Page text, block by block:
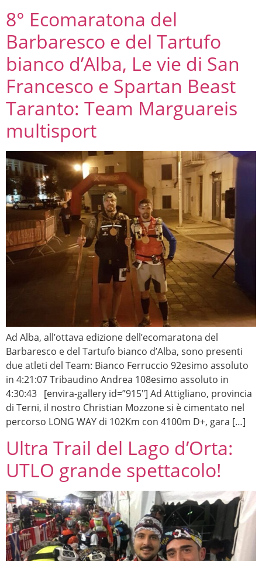
8° Ecomaratona del
Barbaresco e del Tartufo
bianco d’Alba, Le vie di San
Francesco e Spartan Beast
Taranto: Team Marguareis
multisport
Ad Alba, all’ottava edizione dell’ecomaratona del
Barbaresco e del Tartufo bianco d’Alba, sono presenti
due atleti del Team: Bianco Ferruccio 92esimo assoluto
in 4:21:07 Tribaudino Andrea 108esimo assoluto in
4:30:43 [envira-gallery id=”915″] Ad Attigliano, provincia
di Terni, il nostro Christian Mozzone si è cimentato nel
percorso LONG WAY di 102Km con 4100m D+, gara […]
Ultra Trail del Lago d’Orta:
UTLO grande spettacolo!